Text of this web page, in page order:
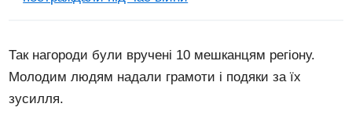
Так нагороди були вручені 10 мешканцям регіону.
Молодим людям надали грамоти і подяки за їх
зусилля.